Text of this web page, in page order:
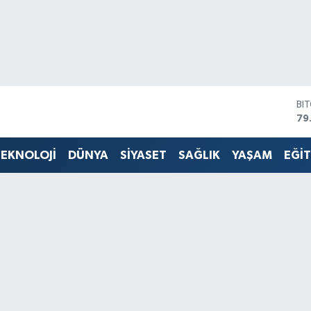
DÜNYA SİYASET SAĞLIK YAŞAM